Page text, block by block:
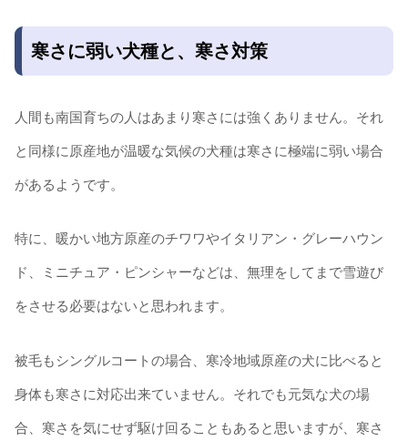
寒さに弱い犬種と、寒さ対策
人間も南国育ちの人はあまり寒さには強くありません。それ
と同様に原産地が温暖な気候の犬種は寒さに極端に弱い場合
があるようです。
特に、暖かい地方原産のチワワやイタリアン・グレーハウン
ド、ミニチュア・ピンシャーなどは、無理をしてまで雪遊び
をさせる必要はないと思われます。
被毛もシングルコートの場合、寒冷地域原産の犬に比べると
身体も寒さに対応出来ていません。それでも元気な犬の場
合、寒さを気にせず駆け回ることもあると思いますが、寒さ